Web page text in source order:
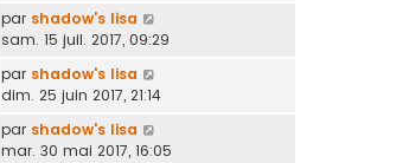
par shadow's lisa
sam. 15 juil. 2017, 09:29
par shadow's lisa
dim. 25 juin 2017, 21:14
par shadow's lisa
mar. 30 mai 2017, 16:05